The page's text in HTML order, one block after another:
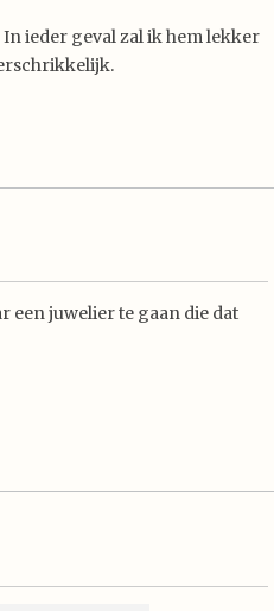
ieder geval zal ik hem lekker
een juwelier te gaan die dat